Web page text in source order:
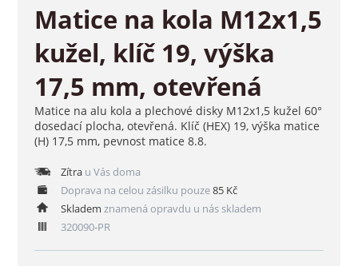
Matice na kola M12x1,5
kužel, klíč 19, výška
17,5 mm, otevřená
Matice na alu kola a plechové disky M12x1,5 kužel 60°
dosedací plocha, otevřená. Klíč (HEX) 19, výška matice
(H) 17,5 mm, pevnost matice 8.8.
Zítrau Vás doma
Doprava na celou zásilku pouze85 Kč
Skladem znamená opravdu u nás skladem
320090-PR